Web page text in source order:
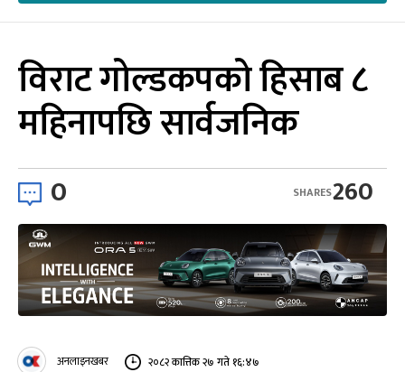
विराट गोल्डकपको हिसाब ८
महिनापछि सार्वजनिक
0 260
SHARES
अनलाइनखबर २०८२ कात्तिक २७ गते १६:४७